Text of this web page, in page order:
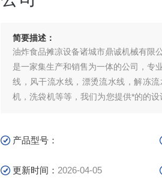
简要描述：
油炸食品摊凉设备诸城市鼎诚机械有限
是一家集生产和销售为一体的公司，专
线，风干流水线，漂烫流水线，解冻
机，洗袋机等等，我们为您提供*的的
产品型号：
更新时间： 2026-04-05